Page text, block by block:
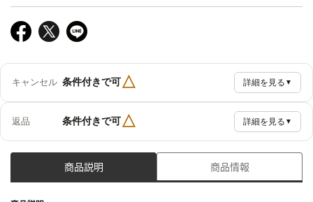
キャンセル 条件付きで可△ 詳細を見る ▼
返品 条件付きで可△ 詳細を見る ▼
商品説明 商品情報